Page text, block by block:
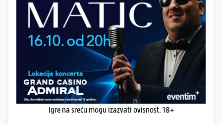
Igre na sreću mogu izazvati ovisnost. 18+